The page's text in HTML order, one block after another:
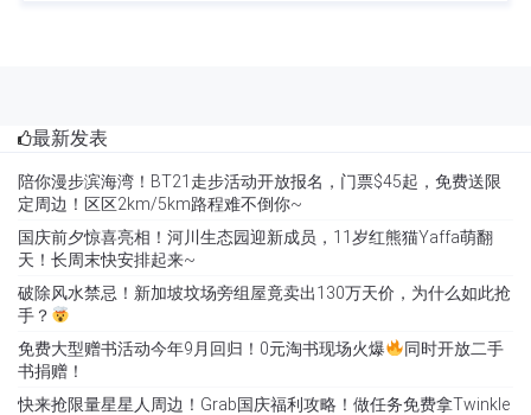
最新发表
陪你漫步滨海湾！BT21走步活动开放报名，门票$45起，免费送限
定周边！区区2km/5km路程难不倒你~
国庆前夕惊喜亮相！河川生态园迎新成员，11岁红熊猫Yaffa萌翻
天！长周末快安排起来~
破除风水禁忌！新加坡坟场旁组屋竟卖出130万天价，为什么如此抢
手？
免费大型赠书活动今年9月回归！0元淘书现场火爆
同时开放二手
书捐赠！
快来抢限量星星人周边！Grab国庆福利攻略！做任务免费拿Twinkle